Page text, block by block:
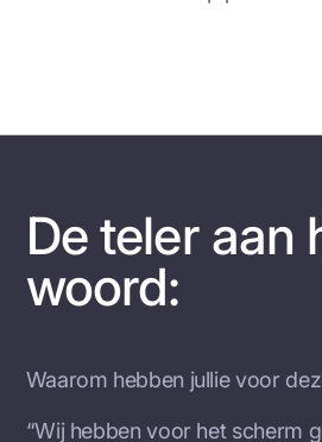
De teler aan
woord:
Waarom hebben jullie voor
“Wij hebben voor het scherm